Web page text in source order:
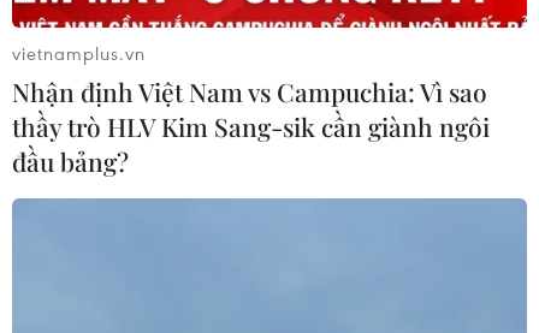
vietnamplus.vn
Nhận định Việt Nam vs Campuchia: Vì sao
thầy trò HLV Kim Sang-sik cần giành ngôi
đầu bảng?